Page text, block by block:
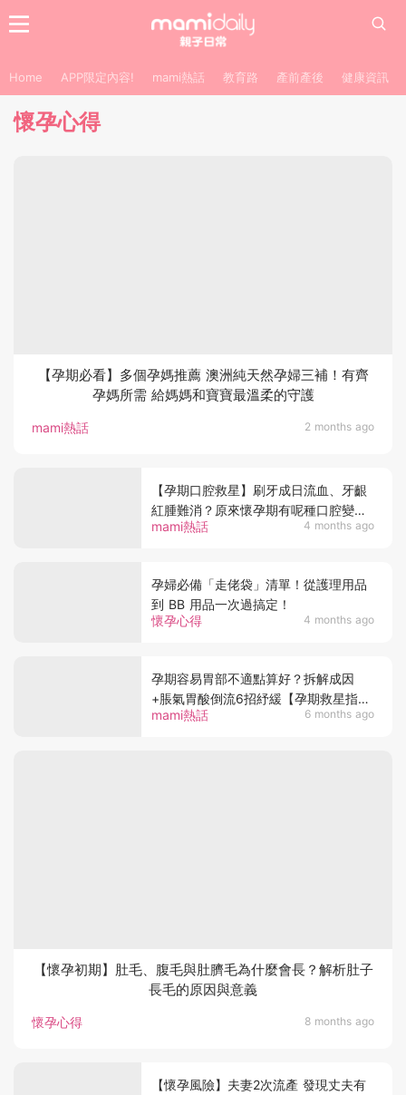
Home APP限定內容! mami熱話 教育路 產前產後 健康資訊
懷孕心得
mami熱話 2 months ago
【孕期必看】多個孕媽推薦 澳洲純天然孕婦三補！有齊
孕媽所需 給媽媽和寶寶最溫柔的守護
mami熱話 4 months ago
【孕期口腔救星】刷牙成日流血、牙齦
紅腫難消？原來懷孕期有呢種口腔變
化！準媽媽必學護齦教程
懷孕心得 4 months ago
孕婦必備「走佬袋」清單！從護理用品
到 BB 用品一次過搞定！
mami熱話 6 months ago
孕期容易胃部不適點算好？拆解成因
+脹氣胃酸倒流6招紓緩【孕期救星指
南】
懷孕心得 8 months ago
【懷孕初期】肚毛、腹毛與肚臍毛為什麼會長？解析肚子
長毛的原因與意義
【懷孕風險】夫妻2次流產 發現丈夫有